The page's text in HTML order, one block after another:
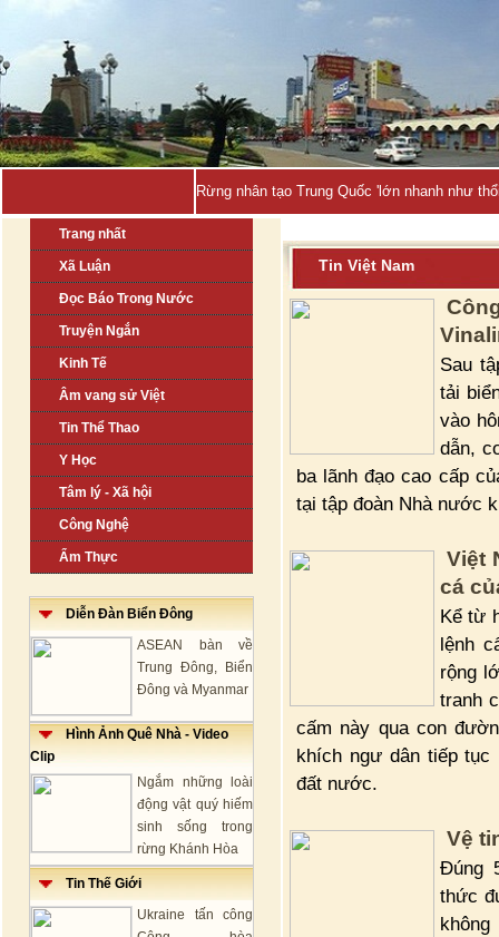
Houthi tấn cô_
Trang nhất
Xã Luận
Đọc Báo Trong Nước
Truyện Ngắn
Kinh Tế
Âm vang sử Việt
Tin Thể Thao
Y Học
Tâm lý - Xã hội
Công Nghệ
Ẩm Thực
Diễn Đàn Biển Đông
ASEAN bàn về
Trung Đông, Biển
Đông và Myanmar
Hình Ảnh Quê Nhà - Video
Clip
Ngắm những loài
động vật quý hiếm
sinh sống trong
rừng Khánh Hòa
Tin Thế Giới
Ukraine tấn công
Tin Việt Nam
Sau
tải
vào
dẫn,
ba lãnh đạo cao cấp
tại tập đoàn Nhà nước
Việt
cá
Kể từ
lệnh
rộng
tranh
cấm này qua con
khích ngư dân tiếp tục
đất nước.
Vệ
Đúng
thức